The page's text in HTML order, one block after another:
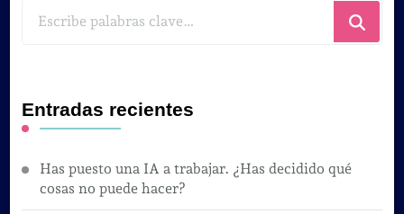
Entradas recientes
Has puesto una IA a trabajar. ¿Has decidido qué
cosas no puede hacer?